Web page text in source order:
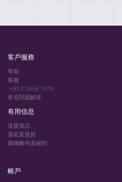
客戶服務
幫助
客服
+853 2856 3576
常見問題解答
有用信息
送貨資訊
退款及退貨
購物條件及細則
帳戶